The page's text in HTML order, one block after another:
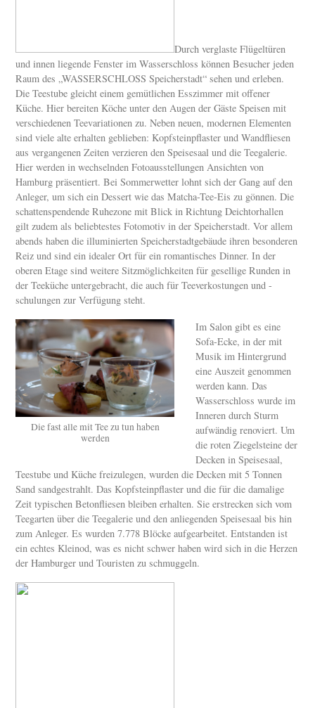
Durch verglaste Flügeltüren
und innen liegende Fenster im Wasserschloss können Besucher jeden
Raum des „WASSERSCHLOSS Speicherstadt“ sehen und erleben.
Die Teestube gleicht einem gemütlichen Esszimmer mit offener
Küche. Hier bereiten Köche unter den Augen der Gäste Speisen mit
verschiedenen Teevariationen zu. Neben neuen, modernen Elementen
sind viele alte erhalten geblieben: Kopfsteinpflaster und Wandfliesen
aus vergangenen Zeiten verzieren den Speisesaal und die Teegalerie.
Hier werden in wechselnden Fotoausstellungen Ansichten von
Hamburg präsentiert. Bei Sommerwetter lohnt sich der Gang auf den
Anleger, um sich ein Dessert wie das Matcha-Tee-Eis zu gönnen. Die
schattenspendende Ruhezone mit Blick in Richtung Deichtorhallen
gilt zudem als beliebtestes Fotomotiv in der Speicherstadt. Vor allem
abends haben die illuminierten Speicherstadtgebäude ihren besonderen
Reiz und sind ein idealer Ort für ein romantisches Dinner. In der
oberen Etage sind weitere Sitzmöglichkeiten für gesellige Runden in
der Teeküche untergebracht, die auch für Teeverkostungen und -
schulungen zur Verfügung steht.
Die fast alle mit Tee zu tun haben
werden
Im Salon gibt es eine
Sofa-Ecke, in der mit
Musik im Hintergrund
eine Auszeit genommen
werden kann. Das
Wasserschloss wurde im
Inneren durch Sturm
aufwändig renoviert. Um
die roten Ziegelsteine der
Decken in Speisesaal,
Teestube und Küche freizulegen, wurden die Decken mit 5 Tonnen
Sand sandgestrahlt. Das Kopfsteinpflaster und die für die damalige
Zeit typischen Betonfliesen bleiben erhalten. Sie erstrecken sich vom
Teegarten über die Teegalerie und den anliegenden Speisesaal bis hin
zum Anleger. Es wurden 7.778 Blöcke aufgearbeitet. Entstanden ist
ein echtes Kleinod, was es nicht schwer haben wird sich in die Herzen
der Hamburger und Touristen zu schmuggeln.